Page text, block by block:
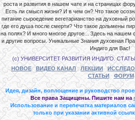
роста и развития в нашем чате и на страницах
Есть ли смысл жизни? И в чем он? Что такое
питание сыроедение вегетарианство на духовный
где его душа после смерти? Что такое дольмены
на полях? И много многое другое... Здесь на нашем
и другие вопросы. Уникальные Знания духовная
Индиго для Вас!
(с) УНИВЕРСИТЕТ РАЗВИТИЯ ИНДИГО.
НОВОЕ
ВИДЕО КАНАЛ ЛЕКЦИИ
СТАТЬИ
ФОРУМ
Идея, дизайн, воплощение и руководство
Все права Защищены. Пишите нам на
Использование и перепечатка материалов
только при указании активной